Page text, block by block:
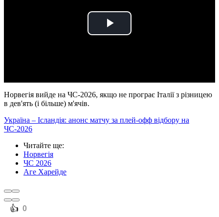
Play
Норвегія вийде на ЧС-2026, якщо не програє Італії з різницею
в дев'ять (і більше) м'ячів.
Україна – Ісландія: анонс матчу за плей-офф відбору на
ЧС-2026
Читайте ще:
Норвегія
ЧС 2026
Аге Харейде
️👍 0